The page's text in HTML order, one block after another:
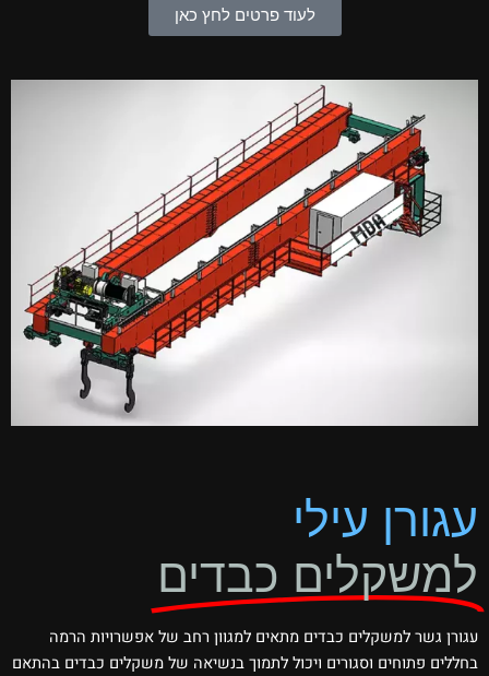
לעוד פרטים לחץ כאן
עגורן עילי
למשקלים כבדים
עגורן גשר למשקלים כבדים מתאים למגוון רחב של אפשרויות הרמה
בחללים פתוחים וסגורים ויכול לתמוך בנשיאה של משקלים כבדים בהתאם